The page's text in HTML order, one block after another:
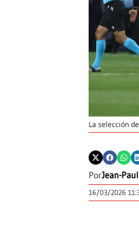
La selección
PorJean-
16/03/2026